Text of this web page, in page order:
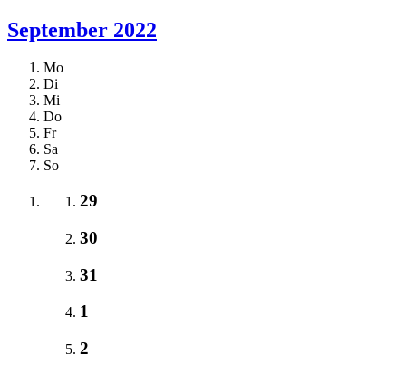
September 2022
Mo
Di
Mi
Do
Fr
Sa
So
29
30
31
1
2